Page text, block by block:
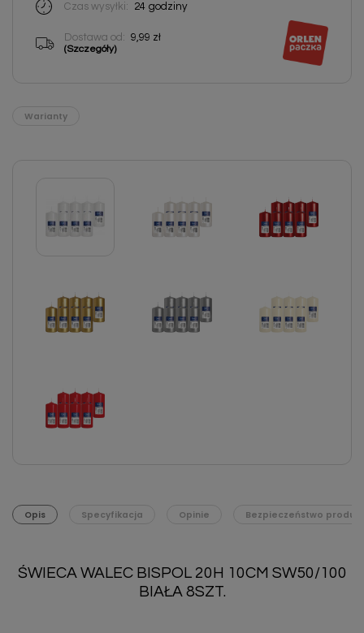
Czas wysyłki:
24 godziny
Dostawa od: 9,99 zł
(Szczegóły)
Warianty
Opis Specyfikacja Opinie Bezpieczeństwo
ŚWIECA WALEC BISPOL 20H 10CM SW50/100
BIAŁA 8SZT.